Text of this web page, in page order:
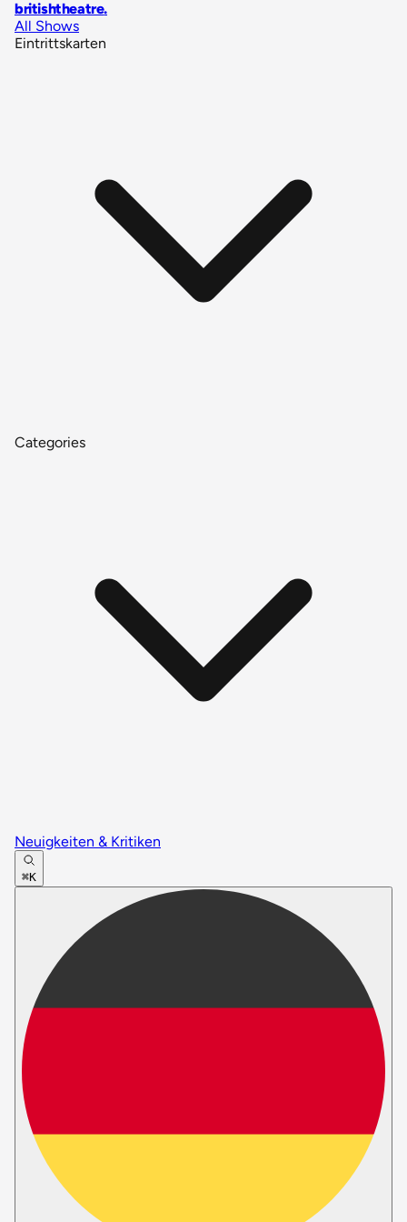
britishtheatre.
All Shows
Eintrittskarten
Categories
Neuigkeiten & Kritiken
⌘K